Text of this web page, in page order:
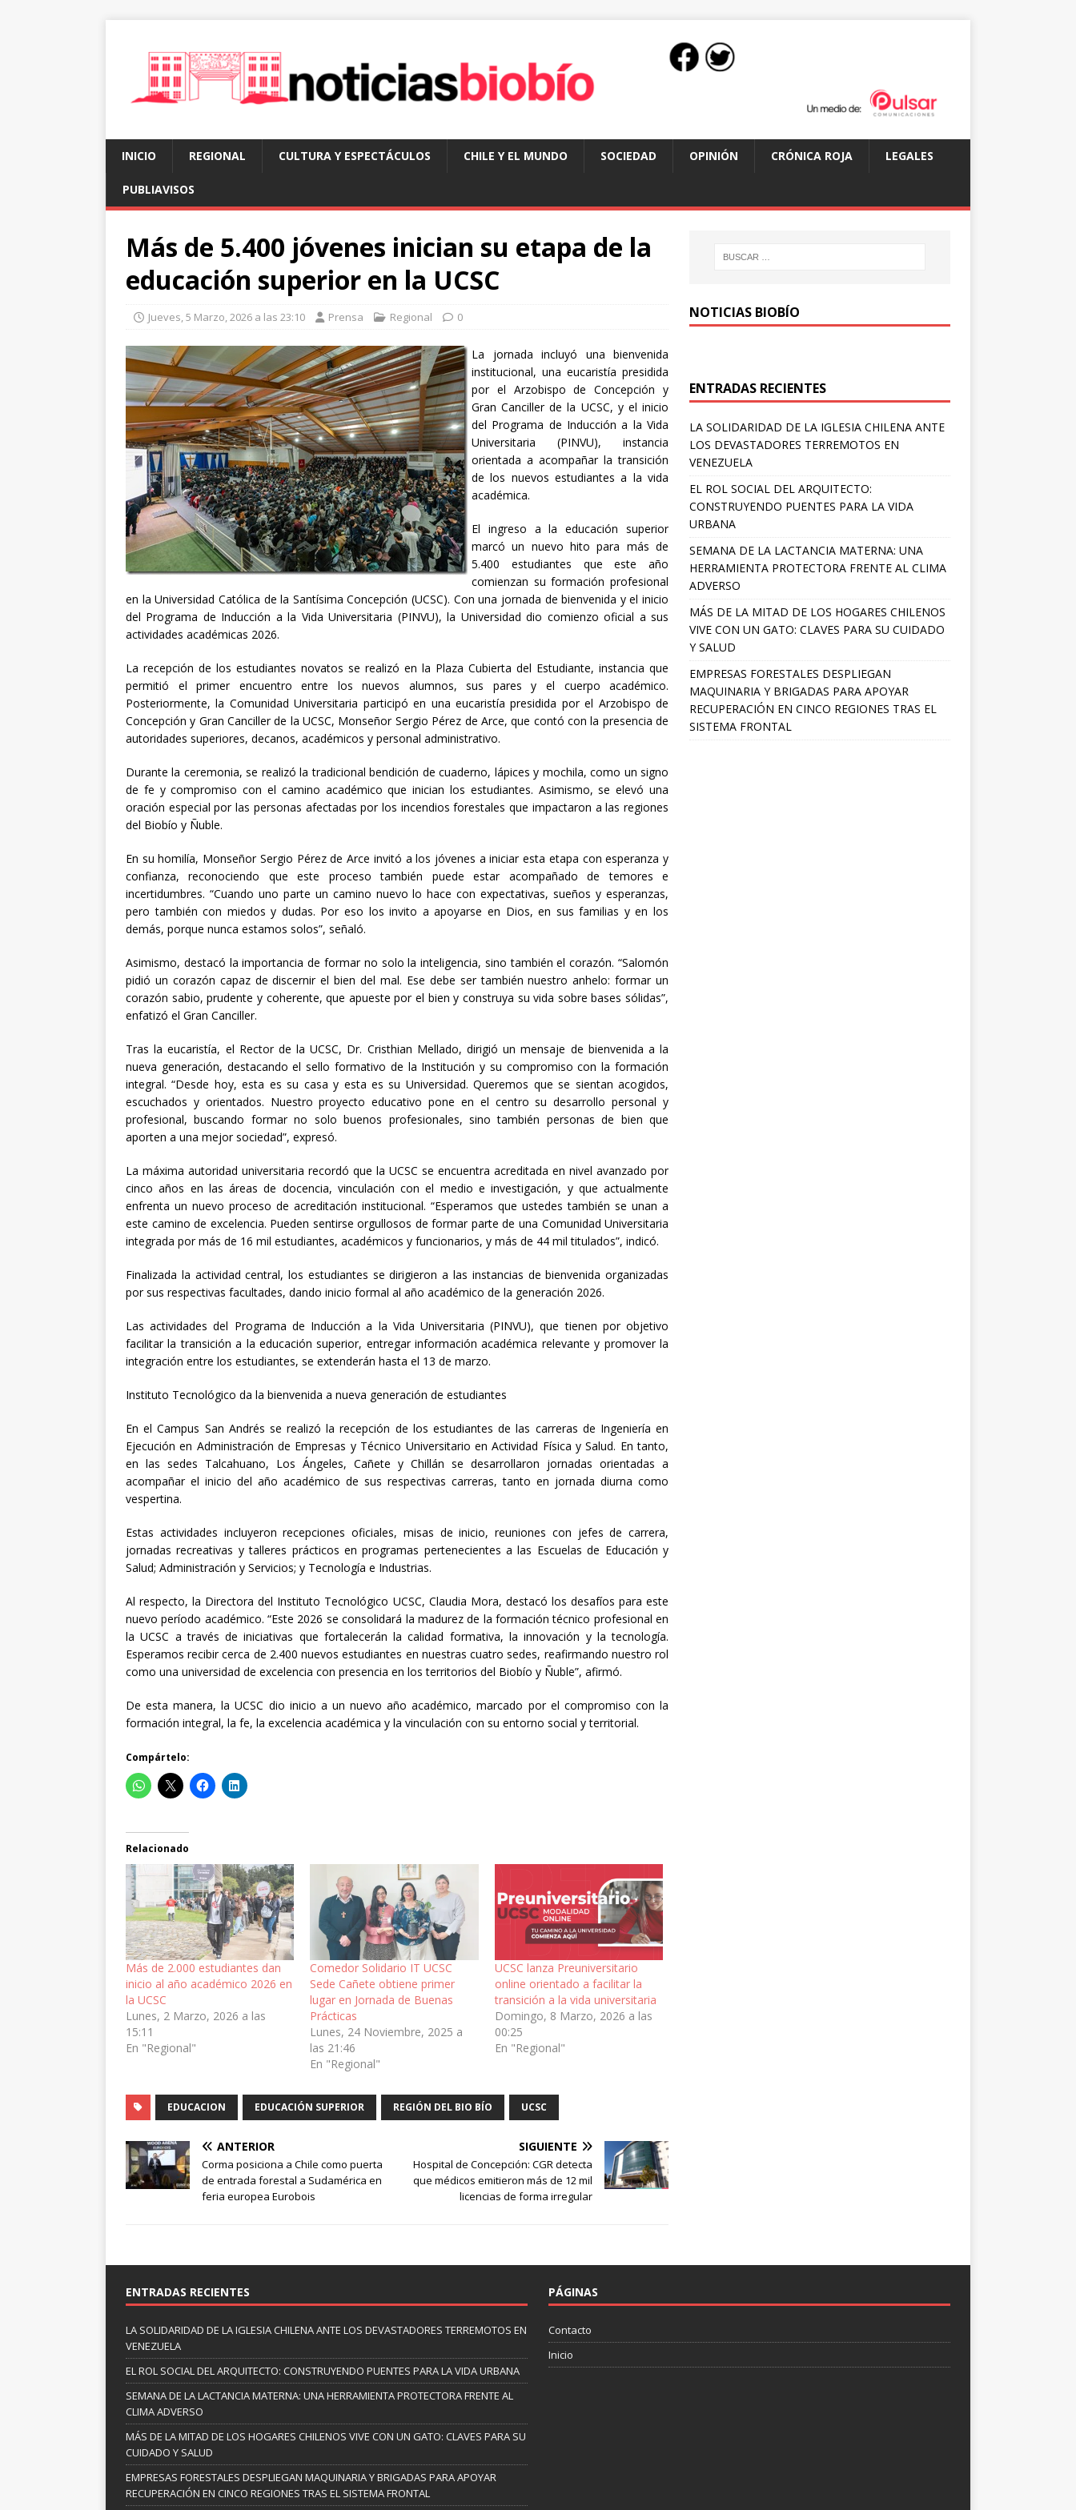
INICIO REGIONAL CULTURA Y ESPECTÁCULOS CHILE Y EL MUNDO SOCIEDAD OPINIÓN CRÓNICA ROJA LEGALES
PUBLIAVISOS
Más de 5.400 jóvenes inician su etapa de la
educación superior en la UCSC
Jueves, 5 Marzo, 2026 a las 23:10 Prensa Regional 0
La jornada incluyó una bienvenida
institucional, una eucaristía presidida
por el Arzobispo de Concepción y
Gran Canciller de la UCSC, y el inicio
del Programa de Inducción a la Vida
Universitaria (PINVU), instancia
orientada a acompañar la transición
de los nuevos estudiantes a la vida
académica.
El ingreso a la educación superior
marcó un nuevo hito para más de
5.400 estudiantes que este año
comienzan su formación profesional
en la Universidad Católica de la Santísima Concepción (UCSC). Con una jornada de bienvenida y el inicio
del Programa de Inducción a la Vida Universitaria (PINVU), la Universidad dio comienzo oficial a sus
actividades académicas 2026.
La recepción de los estudiantes novatos se realizó en la Plaza Cubierta del Estudiante, instancia que
permitió el primer encuentro entre los nuevos alumnos, sus pares y el cuerpo académico.
Posteriormente, la Comunidad Universitaria participó en una eucaristía presidida por el Arzobispo de
Concepción y Gran Canciller de la UCSC, Monseñor Sergio Pérez de Arce, que contó con la presencia de
autoridades superiores, decanos, académicos y personal administrativo.
Durante la ceremonia, se realizó la tradicional bendición de cuaderno, lápices y mochila, como un signo
de fe y compromiso con el camino académico que inician los estudiantes. Asimismo, se elevó una
oración especial por las personas afectadas por los incendios forestales que impactaron a las regiones
del Biobío y Ñuble.
En su homilía, Monseñor Sergio Pérez de Arce invitó a los jóvenes a iniciar esta etapa con esperanza y
confianza, reconociendo que este proceso también puede estar acompañado de temores e
incertidumbres. “Cuando uno parte un camino nuevo lo hace con expectativas, sueños y esperanzas,
pero también con miedos y dudas. Por eso los invito a apoyarse en Dios, en sus familias y en los
demás, porque nunca estamos solos”, señaló.
Asimismo, destacó la importancia de formar no solo la inteligencia, sino también el corazón. “Salomón
pidió un corazón capaz de discernir el bien del mal. Ese debe ser también nuestro anhelo: formar un
corazón sabio, prudente y coherente, que apueste por el bien y construya su vida sobre bases sólidas”,
enfatizó el Gran Canciller.
Tras la eucaristía, el Rector de la UCSC, Dr. Cristhian Mellado, dirigió un mensaje de bienvenida a la
nueva generación, destacando el sello formativo de la Institución y su compromiso con la formación
integral. “Desde hoy, esta es su casa y esta es su Universidad. Queremos que se sientan acogidos,
escuchados y orientados. Nuestro proyecto educativo pone en el centro su desarrollo personal y
profesional, buscando formar no solo buenos profesionales, sino también personas de bien que
aporten a una mejor sociedad”, expresó.
La máxima autoridad universitaria recordó que la UCSC se encuentra acreditada en nivel avanzado por
cinco años en las áreas de docencia, vinculación con el medio e investigación, y que actualmente
enfrenta un nuevo proceso de acreditación institucional. “Esperamos que ustedes también se unan a
este camino de excelencia. Pueden sentirse orgullosos de formar parte de una Comunidad Universitaria
integrada por más de 16 mil estudiantes, académicos y funcionarios, y más de 44 mil titulados”, indicó.
Finalizada la actividad central, los estudiantes se dirigieron a las instancias de bienvenida organizadas
por sus respectivas facultades, dando inicio formal al año académico de la generación 2026.
Las actividades del Programa de Inducción a la Vida Universitaria (PINVU), que tienen por objetivo
facilitar la transición a la educación superior, entregar información académica relevante y promover la
integración entre los estudiantes, se extenderán hasta el 13 de marzo.
Instituto Tecnológico da la bienvenida a nueva generación de estudiantes
En el Campus San Andrés se realizó la recepción de los estudiantes de las carreras de Ingeniería en
Ejecución en Administración de Empresas y Técnico Universitario en Actividad Física y Salud. En tanto,
en las sedes Talcahuano, Los Ángeles, Cañete y Chillán se desarrollaron jornadas orientadas a
acompañar el inicio del año académico de sus respectivas carreras, tanto en jornada diurna como
vespertina.
Estas actividades incluyeron recepciones oficiales, misas de inicio, reuniones con jefes de carrera,
jornadas recreativas y talleres prácticos en programas pertenecientes a las Escuelas de Educación y
Salud; Administración y Servicios; y Tecnología e Industrias.
Al respecto, la Directora del Instituto Tecnológico UCSC, Claudia Mora, destacó los desafíos para este
nuevo período académico. “Este 2026 se consolidará la madurez de la formación técnico profesional en
la UCSC a través de iniciativas que fortalecerán la calidad formativa, la innovación y la tecnología.
Esperamos recibir cerca de 2.400 nuevos estudiantes en nuestras cuatro sedes, reafirmando nuestro rol
como una universidad de excelencia con presencia en los territorios del Biobío y Ñuble”, afirmó.
De esta manera, la UCSC dio inicio a un nuevo año académico, marcado por el compromiso con la
formación integral, la fe, la excelencia académica y la vinculación con su entorno social y territorial.
Compártelo:
Relacionado
Más de 2.000 estudiantes dan
inicio al año académico 2026 en
la UCSC
Lunes, 2 Marzo, 2026 a las
15:11
En "Regional"
Comedor Solidario IT UCSC
Sede Cañete obtiene primer
lugar en Jornada de Buenas
Prácticas
Lunes, 24 Noviembre, 2025 a
las 21:46
En "Regional"
UCSC lanza Preuniversitario
online orientado a facilitar la
transición a la vida universitaria
Domingo, 8 Marzo, 2026 a las
00:25
En "Regional"
EDUCACION EDUCACIÓN SUPERIOR REGIÓN DEL BIO BÍO UCSC
ANTERIOR
Corma posiciona a Chile como puerta
de entrada forestal a Sudamérica en
feria europea Eurobois
SIGUIENTE
Hospital de Concepción: CGR detecta
que médicos emitieron más de 12 mil
licencias de forma irregular
NOTICIAS BIOBÍO
ENTRADAS RECIENTES
LA SOLIDARIDAD DE LA IGLESIA CHILENA ANTE
LOS DEVASTADORES TERREMOTOS EN
VENEZUELA
EL ROL SOCIAL DEL ARQUITECTO:
CONSTRUYENDO PUENTES PARA LA VIDA
URBANA
SEMANA DE LA LACTANCIA MATERNA: UNA
HERRAMIENTA PROTECTORA FRENTE AL CLIMA
ADVERSO
MÁS DE LA MITAD DE LOS HOGARES CHILENOS
VIVE CON UN GATO: CLAVES PARA SU CUIDADO
Y SALUD
EMPRESAS FORESTALES DESPLIEGAN
MAQUINARIA Y BRIGADAS PARA APOYAR
RECUPERACIÓN EN CINCO REGIONES TRAS EL
SISTEMA FRONTAL
ENTRADAS RECIENTES
LA SOLIDARIDAD DE LA IGLESIA CHILENA ANTE LOS DEVASTADORES TERREMOTOS EN
VENEZUELA
EL ROL SOCIAL DEL ARQUITECTO: CONSTRUYENDO PUENTES PARA LA VIDA URBANA
SEMANA DE LA LACTANCIA MATERNA: UNA HERRAMIENTA PROTECTORA FRENTE AL
CLIMA ADVERSO
MÁS DE LA MITAD DE LOS HOGARES CHILENOS VIVE CON UN GATO: CLAVES PARA SU
CUIDADO Y SALUD
EMPRESAS FORESTALES DESPLIEGAN MAQUINARIA Y BRIGADAS PARA APOYAR
RECUPERACIÓN EN CINCO REGIONES TRAS EL SISTEMA FRONTAL
PÁGINAS
Contacto
Inicio